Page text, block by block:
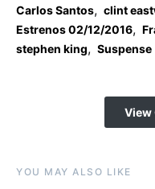
Carlos Santos, clint
Estrenos 02/12/2016,
stephen king, Suspense
View
YOU MAY ALSO LIKE